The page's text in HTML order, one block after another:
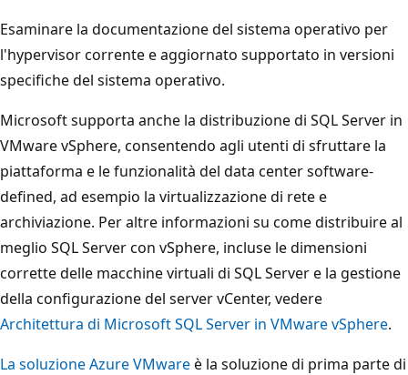
Esaminare la documentazione del sistema operativo per
l'hypervisor corrente e aggiornato supportato in versioni
specifiche del sistema operativo.
Microsoft supporta anche la distribuzione di SQL Server in
VMware vSphere, consentendo agli utenti di sfruttare la
piattaforma e le funzionalità del data center software-
defined, ad esempio la virtualizzazione di rete e
archiviazione. Per altre informazioni su come distribuire al
meglio SQL Server con vSphere, incluse le dimensioni
corrette delle macchine virtuali di SQL Server e la gestione
della configurazione del server vCenter, vedere
Architettura di Microsoft SQL Server in VMware vSphere.
La soluzione Azure VMwareè la soluzione di prima parte di